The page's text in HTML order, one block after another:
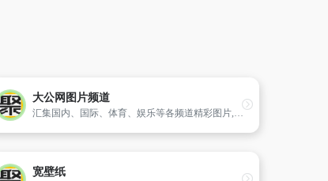
大公网图片频道
汇集国内、国际、体育、娱乐等各频道精彩图片,以及风光、趣图、火辣、性感、未解之谜和老照片等各类图片,提供全面权威优质的图片资讯,直观展示新闻第一现场。
宽壁纸